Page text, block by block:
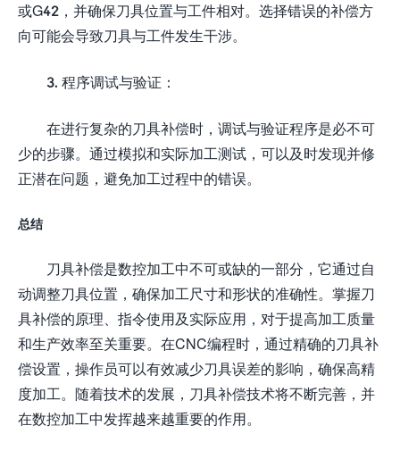
或G42，并确保刀具位置与工件相对。选择错误的补偿方
向可能会导致刀具与工件发生干涉。
3. 程序调试与验证：
在进行复杂的刀具补偿时，调试与验证程序是必不可
少的步骤。通过模拟和实际加工测试，可以及时发现并修
正潜在问题，避免加工过程中的错误。
总结
刀具补偿是数控加工中不可或缺的一部分，它通过自
动调整刀具位置，确保加工尺寸和形状的准确性。掌握刀
具补偿的原理、指令使用及实际应用，对于提高加工质量
和生产效率至关重要。在CNC编程时，通过精确的刀具补
偿设置，操作员可以有效减少刀具误差的影响，确保高精
度加工。随着技术的发展，刀具补偿技术将不断完善，并
在数控加工中发挥越来越重要的作用。